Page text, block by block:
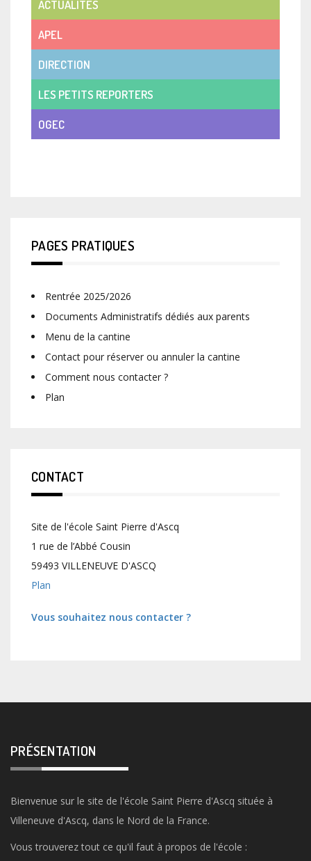
ACTUALITÉS
APEL
DIRECTION
LES PETITS REPORTERS
OGEC
PAGES PRATIQUES
Rentrée 2025/2026
Documents Administratifs dédiés aux parents
Menu de la cantine
Contact pour réserver ou annuler la cantine
Comment nous contacter ?
Plan
CONTACT
Site de l'école Saint Pierre d'Ascq
1 rue de l’Abbé Cousin
59493 VILLENEUVE D'ASCQ
Plan
Vous souhaitez nous contacter ?
PRÉSENTATION
Bienvenue sur le site de l'école Saint Pierre d'Ascq située à
Villeneuve d'Ascq, dans le Nord de la France.
Vous trouverez tout ce qu'il faut à propos de l'école :